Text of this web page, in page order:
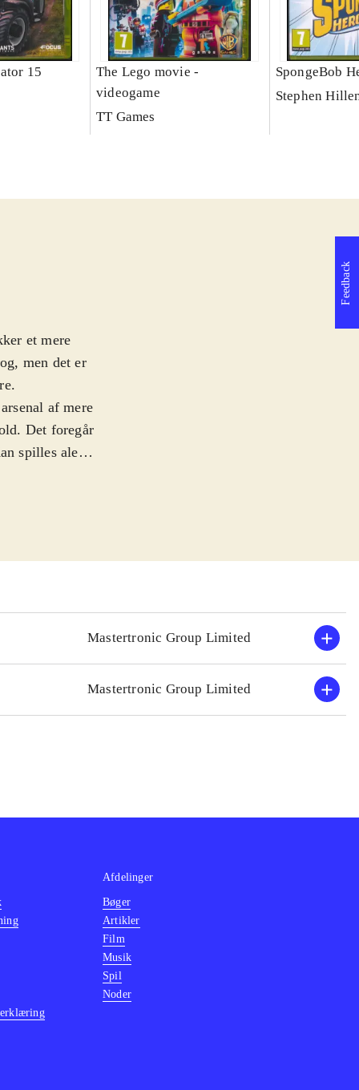
15
The Lego movie -
videogame
TT Games
SpongeBob
Stephen
et mere
men det er
.
af mere
Det foregår
spilles alene,
sig om,
2:
på
førMastertronic Group Limited
Mastertronic Group Limited
Feedback
Afdelinger
Bøger
Artikler
Film
Musik
Spil
Noder